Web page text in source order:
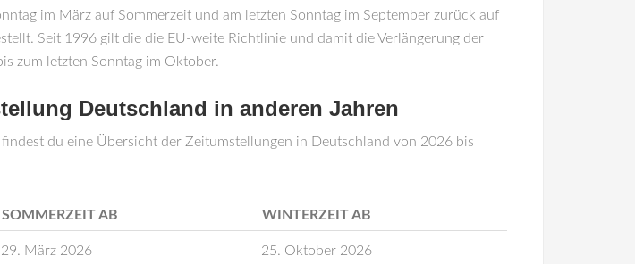
im März auf Sommerzeit und am letzten Sonntag im September zurück auf
Seit 1996 gilt die die EU-weite Richtlinie und damit die Verlängerung der
zum letzten Sonntag im Oktober.
Deutschland in anderen Jahren
du eine Übersicht der Zeitumstellungen in Deutschland von 2026 bis
SOMMERZEIT AB WINTERZEIT AB
29. März 2026 25. Oktober 2026